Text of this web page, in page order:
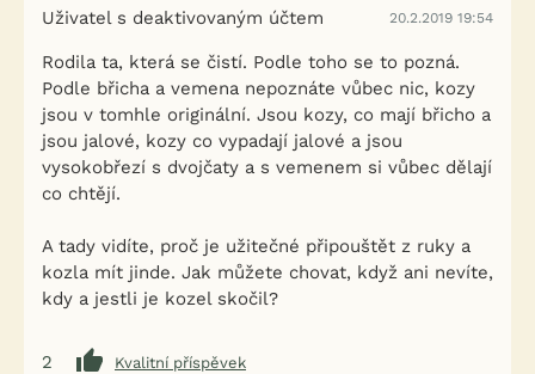
Uživatel s deaktivovaným účtem 20.2.2019 19:54
Rodila ta, která se čistí. Podle toho se to pozná.
Podle břicha a vemena nepoznáte vůbec nic, kozy
jsou v tomhle originální. Jsou kozy, co mají břicho a
jsou jalové, kozy co vypadají jalové a jsou
vysokobřezí s dvojčaty a s vemenem si vůbec dělají
co chtějí.
A tady vidíte, proč je užitečné připouštět z ruky a
kozla mít jinde. Jak můžete chovat, když ani nevíte,
kdy a jestli je kozel skočil?
2
Kvalitní příspěvek